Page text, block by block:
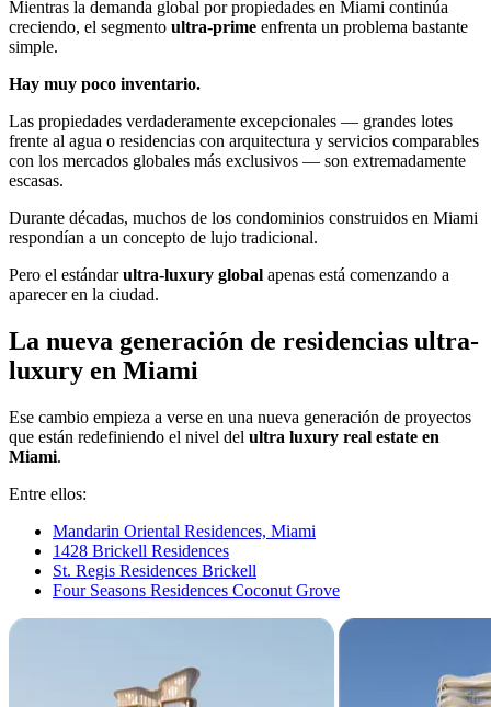
Mientras la demanda global por propiedades en Miami continúa
creciendo, el segmento ultra-prime enfrenta un problema bastante
simple.
Hay muy poco inventario.
Las propiedades verdaderamente excepcionales — grandes lotes
frente al agua o residencias con arquitectura y servicios comparables
con los mercados globales más exclusivos — son extremadamente
escasas.
Durante décadas, muchos de los condominios construidos en Miami
respondían a un concepto de lujo tradicional.
Pero el estándarultra-luxury global apenas está comenzando a
aparecer en la ciudad.
La nueva generación de residencias ultra-
luxury en Miami
Ese cambio empieza a verse en una nueva generación de proyectos
que están redefiniendo el nivel del ultra luxury real estate en
Miami.
Entre ellos:
Mandarin Oriental Residences, Miami
1428 Brickell Residences
St. Regis Residences Brickell
Four Seasons Residences Coconut Grove